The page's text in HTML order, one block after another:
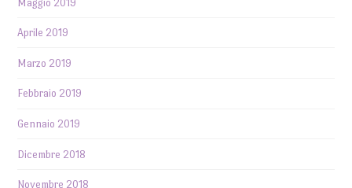
Maggio 2019
Aprile 2019
Marzo 2019
Febbraio 2019
Gennaio 2019
Dicembre 2018
Novembre 2018